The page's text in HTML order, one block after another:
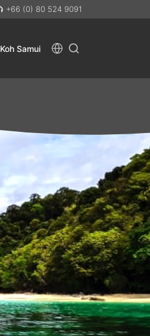
+66 (0) 80 524 9091
Koh Samui